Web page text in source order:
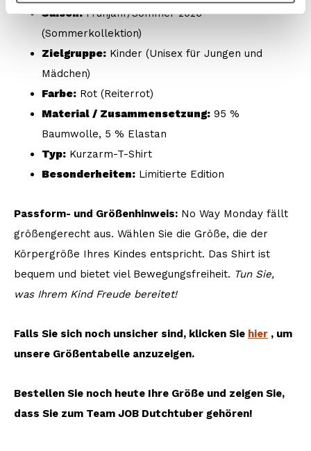
Saison:Frühjahr/Sommer 2026
(Sommerkollektion)
Zielgruppe: Kinder (Unisex für Jungen und
Mädchen)
Farbe: Rot (Reiterrot)
Material / Zusammensetzung: 95 %
Baumwolle, 5 % Elastan
Typ: Kurzarm-T-Shirt
Besonderheiten: Limitierte Edition
Passform- und Größenhinweis: No Way Monday fällt
größengerecht aus. Wählen Sie die Größe, die der
Körpergröße Ihres Kindes entspricht. Das Shirt ist
bequem und bietet viel Bewegungsfreiheit. Tun Sie,
was Ihrem Kind Freude bereitet!
Falls Sie sich noch unsicher sind, klicken Sie hier , um
unsere Größentabelle anzuzeigen.
Bestellen Sie noch heute Ihre Größe und zeigen Sie,
dass Sie zum Team JOB Dutchtuber gehören!